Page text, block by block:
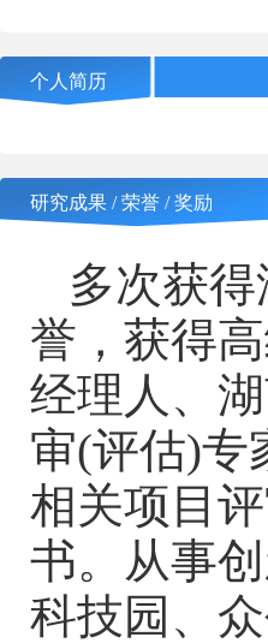
个人简历
研究成果 / 荣誉 / 奖励
多次获
誉，获得
经理人、
审(评估)专
相关项目
书。从事
科技园、